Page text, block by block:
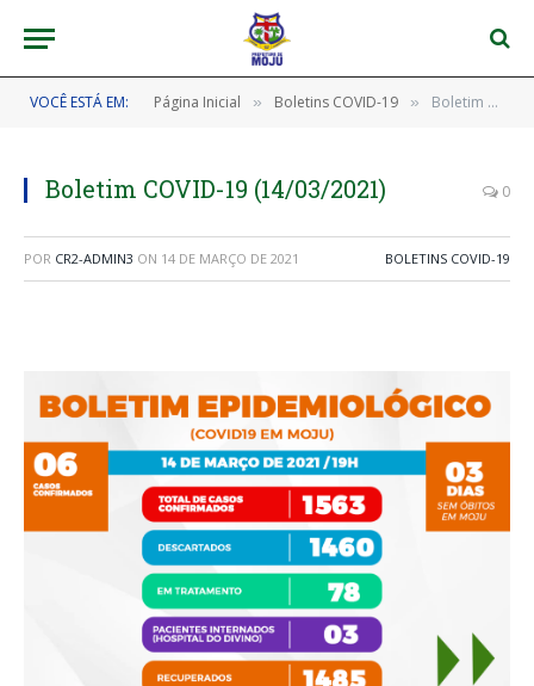
VOCÊ ESTÁ EM: Página Inicial » Boletins COVID-19 » Boletim COVID-19 (14/03/2021)
Boletim COVID-19 (14/03/2021) 0
POR CR2-ADMIN3 ON 14 DE MARÇO DE 2021 BOLETINS COVID-19